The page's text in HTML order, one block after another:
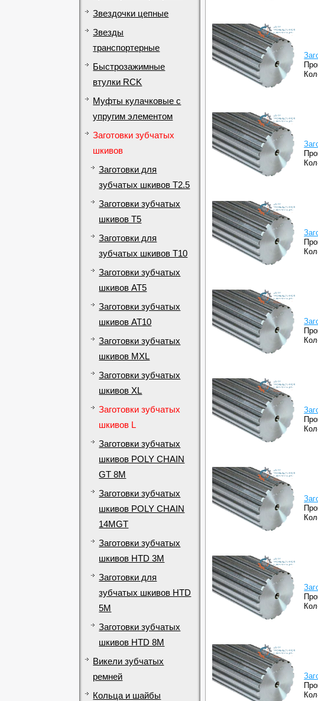
Звездочки цепные
Звезды
транспортерные
Быстрозажимные
втулки RCK
Муфты кулачковые с
упругим элементом
Заготовки зубчатых
шкивов
Заготовки для
зубчатых шкивов T2.5
Заготовки зубчатых
шкивов T5
Заготовки для
зубчатых шкивов T10
Заготовки зубчатых
шкивов AT5
Заготовки зубчатых
шкивов AT10
Заготовки зубчатых
шкивов MXL
Заготовки зубчатых
шкивов XL
Заготовки зубчатых
шкивов L
Заготовки зубчатых
шкивов POLY CHAIN
GT 8M
Заготовки зубчатых
шкивов POLY CHAIN
14MGT
Заготовки зубчатых
шкивов HTD 3M
Заготовки для
зубчатых шкивов HTD
5М
Заготовки зубчатых
шкивов HTD 8М
Викели зубчатых
ремней
Кольца и шайбы